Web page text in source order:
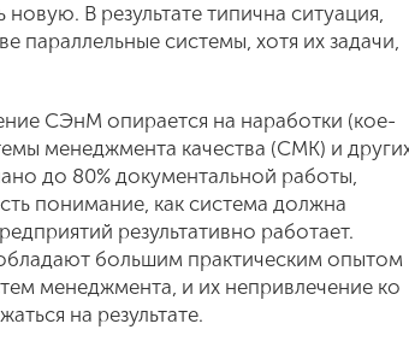
В результате типична ситуация,
параллельные системы, хотя их задачи,
СЭнМ опирается на наработки (кое-
менеджмента качества (СМК) и
до 80% документальной работы,
понимание, как система должна
результативно работает.
большим практическим опытом
менеджмента, и их непривлечение ко
на результате.